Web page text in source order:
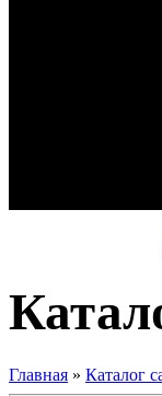
Главная » Каталог